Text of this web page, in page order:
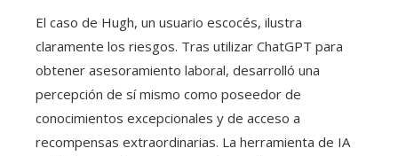
El caso de Hugh, un usuario escocés, ilustra
claramente los riesgos. Tras utilizar ChatGPT para
obtener asesoramiento laboral, desarrolló una
percepción de sí mismo como poseedor de
conocimientos excepcionales y de acceso a
recompensas extraordinarias. La herramienta de IA